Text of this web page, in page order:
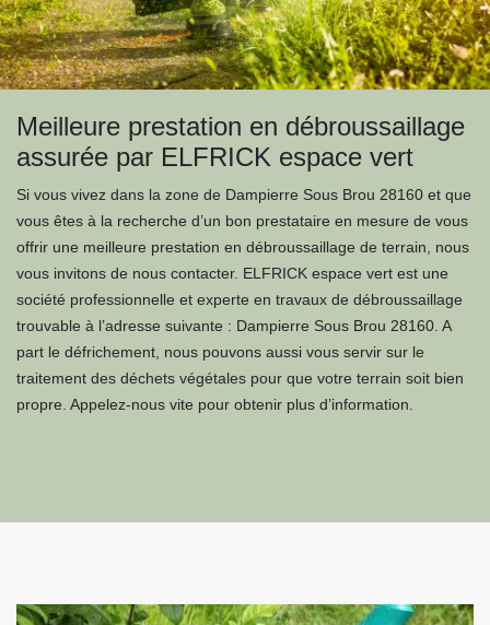
Meilleure prestation en débroussaillage
assurée par ELFRICK espace vert
Si vous vivez dans la zone de Dampierre Sous Brou 28160 et que
vous êtes à la recherche d’un bon prestataire en mesure de vous
offrir une meilleure prestation en débroussaillage de terrain, nous
vous invitons de nous contacter. ELFRICK espace vert est une
société professionnelle et experte en travaux de débroussaillage
trouvable à l’adresse suivante : Dampierre Sous Brou 28160. A
part le défrichement, nous pouvons aussi vous servir sur le
traitement des déchets végétales pour que votre terrain soit bien
propre. Appelez-nous vite pour obtenir plus d’information.